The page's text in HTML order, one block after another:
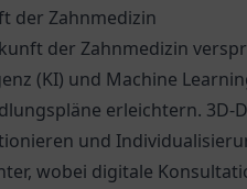
der Zahnmedizin
der Zahnmedizin
(KI) und Machine
erleichtern.
und
wobei digitale